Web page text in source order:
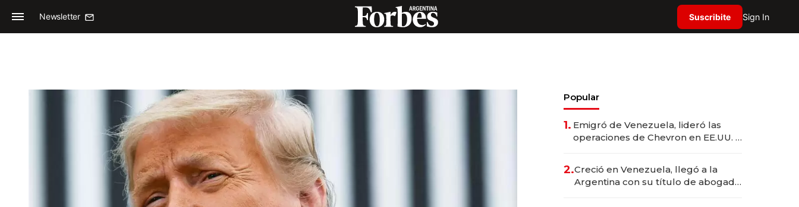
Newsletter Suscribite Sign In
Popular
1. Emigró de Venezuela, lideró las
operaciones de Chevron en EE.UU. y
2.Creció en Venezuela, llegó a la
Argentina con su título de abogado